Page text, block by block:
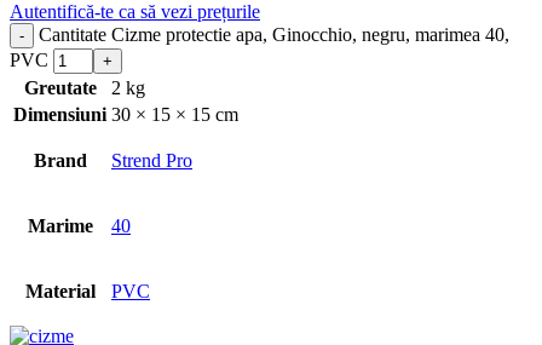
Autentifică-te ca să vezi prețurile
Cantitate Cizme protectie apa, Ginocchio, negru, marimea 40,
PVC
Greutate
2 kg
Dimensiuni 30 × 15 × 15 cm
Brand Strend Pro
Marime 40
Material PVC